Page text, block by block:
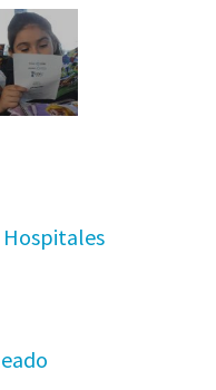
Hospitales